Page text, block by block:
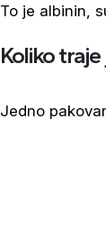
To je albinin,
Koliko
Jedno